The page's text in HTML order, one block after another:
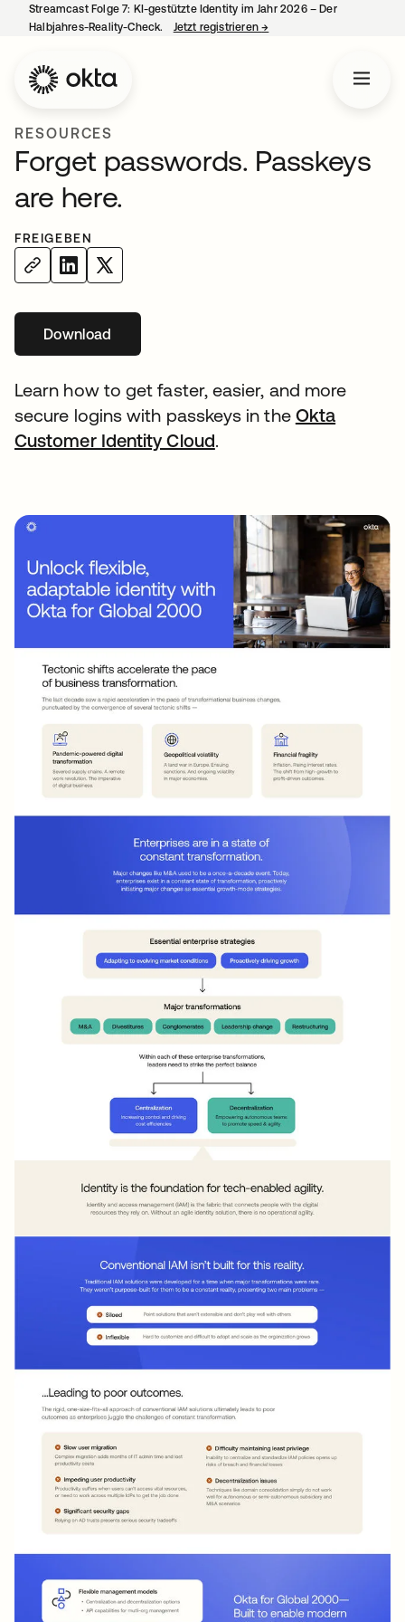
Streamcast Folge 7: KI-gestützte Identity im Jahr 2026 – Der
Halbjahres-Reality-Check.
Jetzt registrieren→
RESOURCES
Forget passwords. Passkeys
are here.
FREIGEBEN
Downloadwird in einer neuen Registerkarte geöffnet
Learn how to get faster, easier, and more
secure logins with passkeys in the Okta
Customer Identity Cloudwird in einer neuen
.